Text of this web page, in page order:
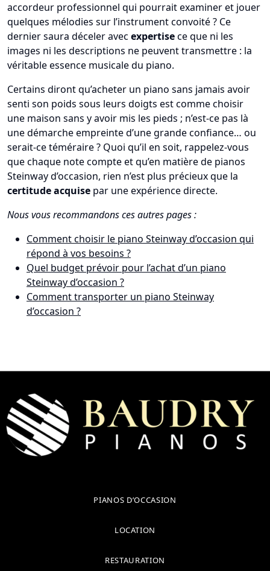
accordeur professionnel qui pourrait examiner et jouer
quelques mélodies sur l’instrument convoité ? Ce
dernier saura déceler avec expertisece que ni les
images ni les descriptions ne peuvent transmettre : la
véritable essence musicale du piano.
Certains diront qu’acheter un piano sans jamais avoir
senti son poids sous leurs doigts est comme choisir
une maison sans y avoir mis les pieds ; n’est-ce pas là
une démarche empreinte d’une grande confiance… ou
serait-ce téméraire ? Quoi qu’il en soit, rappelez-vous
que chaque note compte et qu’en matière de pianos
Steinway d’occasion, rien n’est plus précieux que la
certitude acquise par une expérience directe.
Nous vous recommandons ces autres pages :
Comment choisir le piano Steinway d’occasion qui
répond à vos besoins ?
Quel budget prévoir pour l’achat d’un piano
Steinway d’occasion ?
Comment transporter un piano Steinway
d’occasion ?
PIANOS D’OCCASION
LOCATION
RESTAURATION